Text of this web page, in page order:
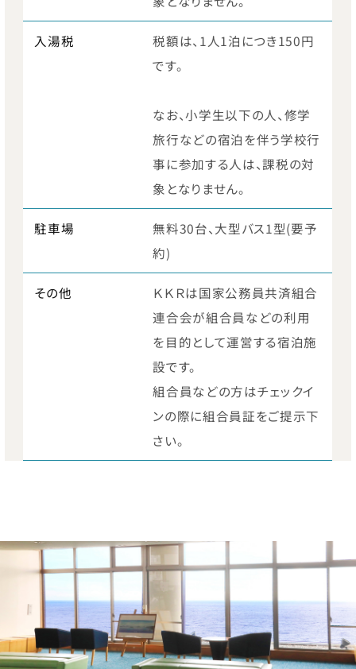
入湯税
税額は、1人1泊につき150円
です。
なお、小学生以下の人、修学
旅行などの宿泊を伴う学校行
事に参加する人は、課税の対
象となりません。
駐車場
無料30台、大型バス1型(要予
約)
その他
ＫＫＲは国家公務員共済組合
連合会が組合員などの利用
を目的として運営する宿泊施
設です。
組合員などの方はチェックイ
ンの際に組合員証をご提示下
さい。